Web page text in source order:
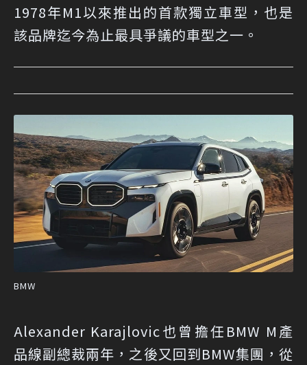
1978年M1以來推出的首款獨立車型，也是
該品牌迄今為止最具爭議的車型之一。
BMW
Alexander Karajlovic也曾擔任BMW M產
品線副總裁兩年，之後又回到BMW集團，從